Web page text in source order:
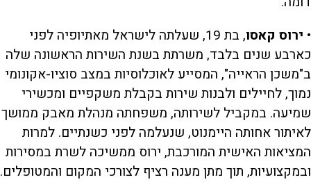
• ירוס קאסו
, בת 19, שעלתה לישראל מאתיופיה לפני
כארבע שנים בלבד, משרתת בשנת השירות הראשונה שלה
ב"משכן הראייה", המסייע לאוכלוסיות במצב סוציו-אקונומי
נמוך, לחיילים ולבנות שירות בקבלת משקפיים ומכשירי
שמיעה. במקביל לשירותה, משפחתה מנהלת מאבק ממושך
לאיתור אחותה היימנוט, שנעלמה לפני כשנתיים. למרות
המציאות האישית המורכבת, ירוס ממשיכה לשרת במסירות
ובמקצועיות, תוך מתן מענה רציף לצורכי המקום והמטופלים.